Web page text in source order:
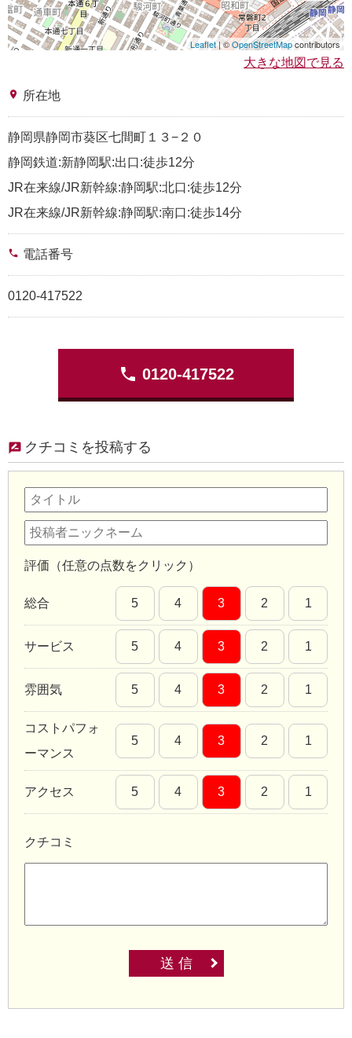
Leaflet| ©OpenStreetMapcontributors
大きな地図で見る
place 所在地
静岡県静岡市葵区七間町１３−２０
静岡鉄道:新静岡駅:出口:徒歩12分
JR在来線/JR新幹線:静岡駅:北口:徒歩12分
JR在来線/JR新幹線:静岡駅:南口:徒歩14分
phone 電話番号
0120-417522
phone 0120-417522
クチコミを投稿する
評価（任意の点数をクリック）
総合 5 4 3 2 1
サービス 5 4 3 2 1
雰囲気 5 4 3 2 1
コストパフォ
ーマンス
5 4 3 2 1
アクセス 5 4 3 2 1
クチコミ
送 信